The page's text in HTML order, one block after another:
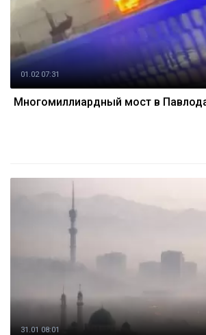
01.02 07:31
Многомиллиардный мост в
31.01 08:01